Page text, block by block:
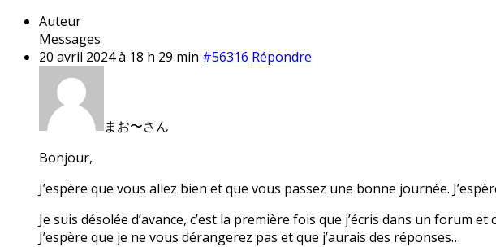
Auteur
Messages
20 avril 2024 à 18 h 29 min #56316 Répondre
まお〜さん
Bonjour,
J’espère que vous allez bien et que vous passez une bonne journée.
Je suis désolée d’avance, c’est la première fois que j’écris dans un forum
J’espère que je ne vous dérangerez pas et que j’aurais des réponses…